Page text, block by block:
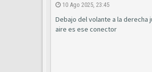
10 Ago 2025, 23:45
Debajo del volante a la derecha
aire es ese conector